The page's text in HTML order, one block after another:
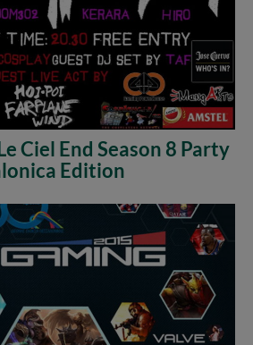
Ciel End Season 8 Party
Edition